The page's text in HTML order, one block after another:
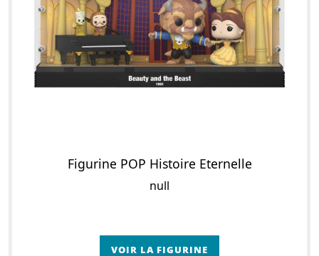
Figurine POP Histoire Eternelle
null
VOIR LA FIGURINE